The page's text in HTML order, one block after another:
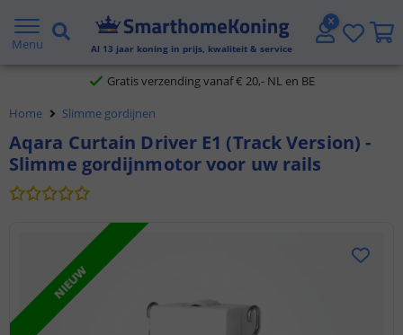
Menu Al 13 jaar koning in prijs, kwaliteit & service
2 jaar garantie
Gratis verzending vanaf € 20,- NL en BE
Voor 23:45 uur besteld,morgen in huis
Home Slimme gordijnen
Aqara Curtain Driver E1 (Track Version) -
Slimme gordijnmotor voor uw rails
NIEUW